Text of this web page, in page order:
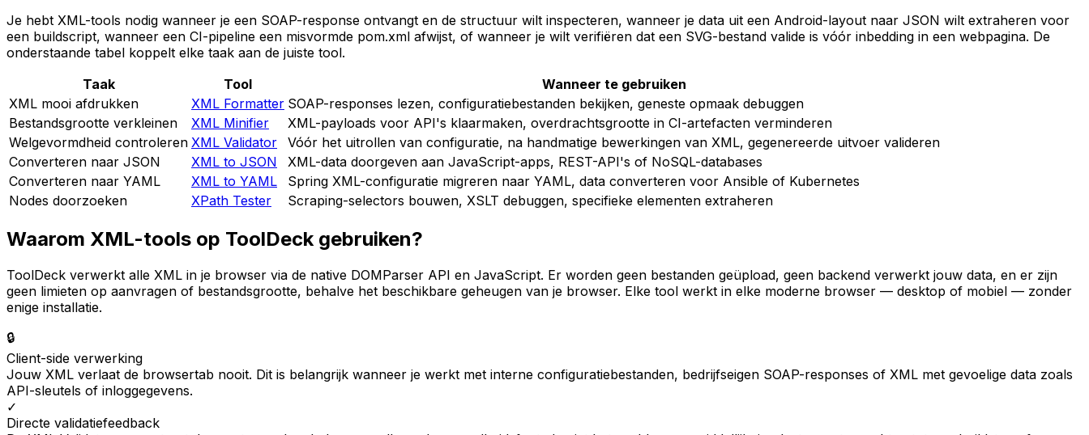
Je hebt XML-tools nodig wanneer je een SOAP-response ontvangt en de structuur wilt inspecteren, wanneer je data uit een Android-layout naar JSON wilt extraheren voor
een buildscript, wanneer een CI-pipeline een misvormde pom.xml afwijst, of wanneer je wilt verifiëren dat een SVG-bestand valide is vóór inbedding in een webpagina. De
onderstaande tabel koppelt elke taak aan de juiste tool.
Taak
Tool
Wanneer te gebruiken
XML mooi afdrukken
XML Formatter SOAP-responses lezen, configuratiebestanden bekijken, geneste opmaak debuggen
Bestandsgrootte verkleinen
XML Minifier
XML-payloads voor API's klaarmaken, overdrachtsgrootte in CI-artefacten verminderen
Welgevormdheid controleren XML Validator
Vóór het uitrollen van configuratie, na handmatige bewerkingen van XML, gegenereerde uitvoer valideren
Converteren naar JSON
XML to JSON
XML-data doorgeven aan JavaScript-apps, REST-API's of NoSQL-databases
Converteren naar YAML
XML to YAML
Spring XML-configuratie migreren naar YAML, data converteren voor Ansible of Kubernetes
Nodes doorzoeken
XPath Tester Scraping-selectors bouwen, XSLT debuggen, specifieke elementen extraheren
Waarom XML-tools op ToolDeck gebruiken?
ToolDeck verwerkt alle XML in je browser via de native DOMParser API en JavaScript. Er worden geen bestanden geüpload, geen backend verwerkt jouw data, en er zijn
geen limieten op aanvragen of bestandsgrootte, behalve het beschikbare geheugen van je browser. Elke tool werkt in elke moderne browser — desktop of mobiel — zonder
enige installatie.
🔒
Client-side verwerking
Jouw XML verlaat de browsertab nooit. Dit is belangrijk wanneer je werkt met interne configuratiebestanden, bedrijfseigen SOAP-responses of XML met gevoelige data zoals
API-sleutels of inloggegevens.
✓
Directe validatiefeedback